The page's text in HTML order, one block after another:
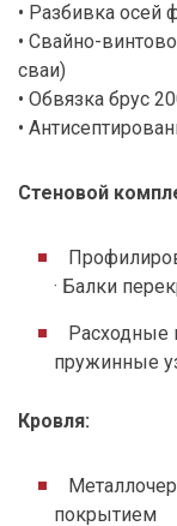
• Разбивка осей
• Свайно-
сваи)
• Обвязка брус
•
Стеновой
· Балки
Расходные
пружинные
Кровля:
покрытием